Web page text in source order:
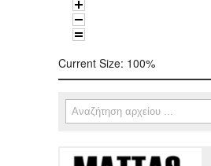
Current Size: 100%
Φόρμα αναζήτησης
Αναζήτηση